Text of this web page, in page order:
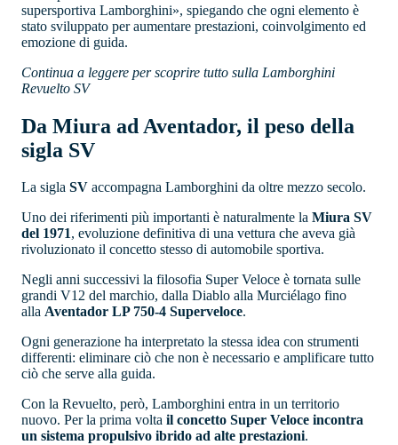
supersportiva Lamborghini», spiegando che ogni elemento è
stato sviluppato per aumentare prestazioni, coinvolgimento ed
emozione di guida.
Continua a leggere per scoprire tutto sulla Lamborghini
Revuelto SV
Da Miura ad Aventador, il peso della
sigla SV
La sigla SV accompagna Lamborghini da oltre mezzo secolo.
Uno dei riferimenti più importanti è naturalmente la Miura SV
del 1971, evoluzione definitiva di una vettura che aveva già
rivoluzionato il concetto stesso di automobile sportiva.
Negli anni successivi la filosofia Super Veloce è tornata sulle
grandi V12 del marchio, dalla Diablo alla Murciélago fino
alla Aventador LP 750-4 Superveloce.
Ogni generazione ha interpretato la stessa idea con strumenti
differenti: eliminare ciò che non è necessario e amplificare tutto
ciò che serve alla guida.
Con la Revuelto, però, Lamborghini entra in un territorio
nuovo. Per la prima volta il concetto Super Veloce incontra
un sistema propulsivo ibrido ad alte prestazioni.